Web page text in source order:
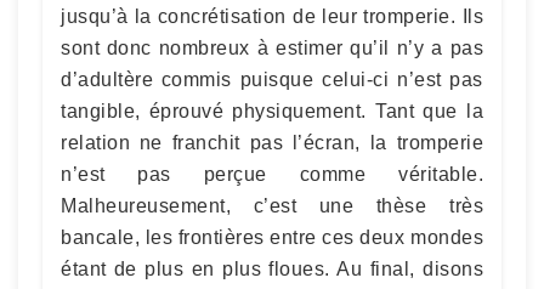
jusqu’à la concrétisation de leur tromperie. Ils
sont donc nombreux à estimer qu’il n’y a pas
d’adultère commis puisque celui-ci n’est pas
tangible, éprouvé physiquement. Tant que la
relation ne franchit pas l’écran, la tromperie
n’est pas perçue comme véritable.
Malheureusement, c’est une thèse très
bancale, les frontières entre ces deux mondes
étant de plus en plus floues. Au final, disons